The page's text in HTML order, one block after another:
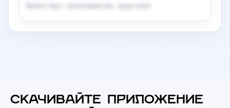
Время пары · преподаватель · аудитория
СКАЧИВАЙТЕ ПРИЛОЖЕНИЕ